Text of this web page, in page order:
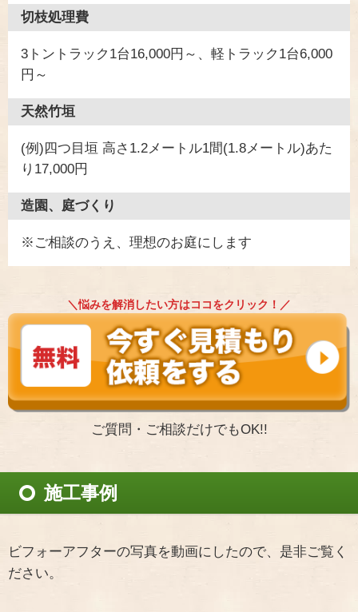
切枝処理費
3トントラック1台16,000円～、軽トラック1台6,000
円～
天然竹垣
(例)四つ目垣 高さ1.2メートル1間(1.8メートル)あた
り17,000円
造園、庭づくり
※ご相談のうえ、理想のお庭にします
＼悩みを解消したい方はココをクリック！／
ご質問・ご相談だけでもOK!!
施工事例
ビフォーアフターの写真を動画にしたので、是非ご覧く
ださい。